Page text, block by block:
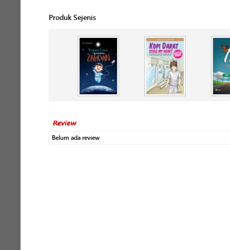
Produk Sejenis
Review
Belum ada review